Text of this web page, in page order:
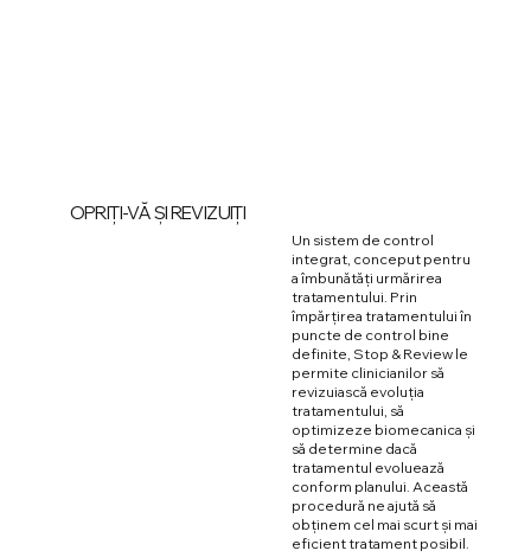
OPRIȚI-VĂ ȘI REVIZUIȚI
Un sistem de control
integrat, conceput pentru
a îmbunătăți urmărirea
tratamentului. Prin
împărțirea tratamentului în
puncte de control bine
definite, Stop & Review le
permite clinicianilor să
revizuiască evoluția
tratamentului, să
optimizeze biomecanica și
să determine dacă
tratamentul evoluează
conform planului. Această
procedură ne ajută să
obținem cel mai scurt și mai
eficient tratament posibil.